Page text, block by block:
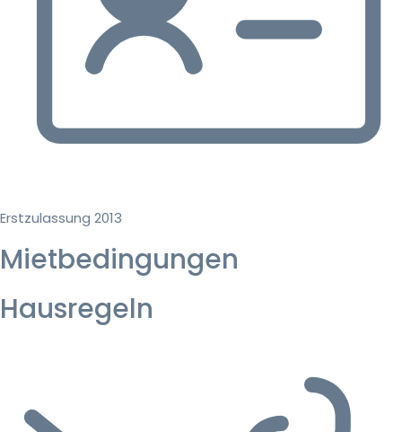
Erstzulassung 2013
Mietbedingungen
Hausregeln